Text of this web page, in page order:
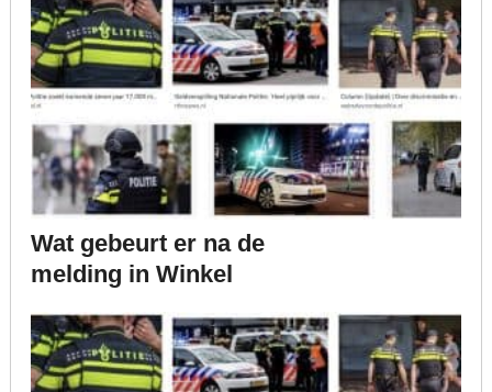
Wat gebeurt er na de
melding in Winkel